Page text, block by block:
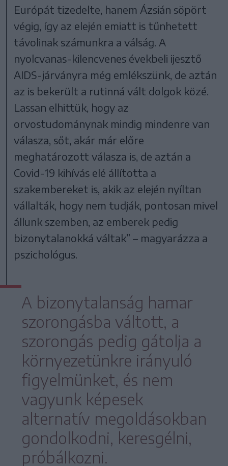
Európát tizedelte, hanem Ázsián söpört
végig, így az elején emiatt is tűnhetett
távolinak számunkra a válság. A
nyolcvanas-kilencvenes évekbeli ijesztő
AIDS-járványra még emlékszünk, de aztán
az is bekerült a rutinná vált dolgok közé.
Lassan elhittük, hogy az
orvostudománynak mindig mindenre van
válasza, sőt, akár már előre
meghatározott válasza is, de aztán a
Covid-19 kihívás elé állította a
szakembereket is, akik az elején nyíltan
vállalták, hogy nem tudják, pontosan mivel
állunk szemben, az emberek pedig
bizonytalanokká váltak” – magyarázza a
pszichológus.
A bizonytalanság hamar
szorongásba váltott, a
szorongás pedig gátolja a
környezetünkre irányuló
figyelmünket, és nem
vagyunk képesek
alternatív megoldásokban
gondolkodni, keresgélni,
próbálkozni.